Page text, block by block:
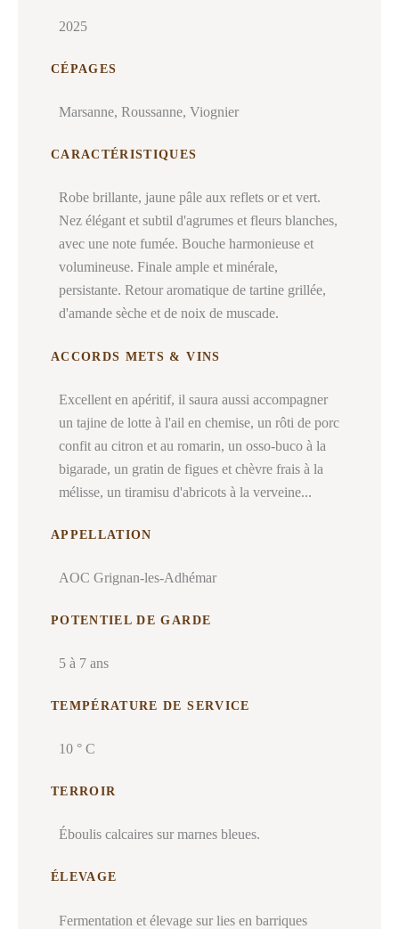
2025
CÉPAGES
Marsanne, Roussanne, Viognier
CARACTÉRISTIQUES
Robe brillante, jaune pâle aux reflets or et vert.
Nez élégant et subtil d'agrumes et fleurs blanches,
avec une note fumée. Bouche harmonieuse et
volumineuse. Finale ample et minérale,
persistante. Retour aromatique de tartine grillée,
d'amande sèche et de noix de muscade.
ACCORDS METS & VINS
Excellent en apéritif, il saura aussi accompagner
un tajine de lotte à l'ail en chemise, un rôti de porc
confit au citron et au romarin, un osso-buco à la
bigarade, un gratin de figues et chèvre frais à la
mélisse, un tiramisu d'abricots à la verveine...
APPELLATION
AOC Grignan-les-Adhémar
POTENTIEL DE GARDE
5 à 7 ans
TEMPÉRATURE DE SERVICE
10 ° C
TERROIR
Éboulis calcaires sur marnes bleues.
ÉLEVAGE
Fermentation et élevage sur lies en barriques